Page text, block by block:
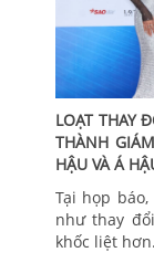
LOẠT THAY
THÀNH
HẬU VÀ Á
Tại họp
như thay
khốc liệt